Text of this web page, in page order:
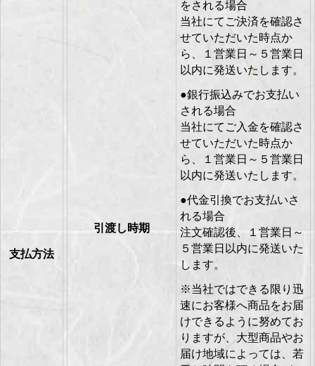
支払方法
引渡し時期
をされる場合
当社にてご決済を確認さ
せていただいた時点か
ら、１営業日～５営業日
以内に発送いたします。
●銀行振込みでお支払い
される場合
当社にてご入金を確認さ
せていただいた時点か
ら、１営業日～５営業日
以内に発送いたします。
●代金引換でお支払いさ
れる場合
注文確認後、１営業日～
５営業日以内に発送いた
します。
※当社ではできる限り迅
速にお客様へ商品をお届
けできるように努めてお
りますが、大型商品やお
届け地域によっては、若